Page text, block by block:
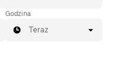
Godzina
Teraz